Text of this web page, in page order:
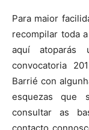
Para maior
recompilar toda
aquí atoparás
convocatoria
Barrié con
esquezas que
consultar as